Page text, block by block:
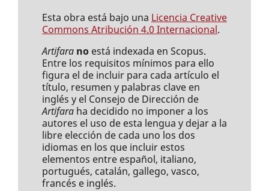
Esta obra está bajo una Licencia Creative
Commons Atribución 4.0 Internacional.
Artifara noestá indexada en Scopus.
Entre los requisitos mínimos para ello
figura el de incluir para cada artículo el
título, resumen y palabras clave en
inglés y el Consejo de Dirección de
Artifaraha decidido no imponer a los
autores el uso de esta lengua y dejar a la
libre elección de cada uno los dos
idiomas en los que incluir estos
elementos entre español, italiano,
portugués, catalán, gallego, vasco,
francés e inglés.